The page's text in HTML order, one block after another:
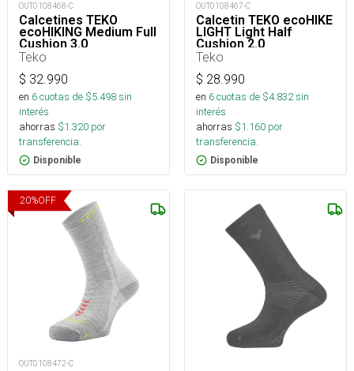
OUT0108468-C
Calcetines TEKO
ecoHIKING Medium Full
Cushion 3.0
Teko
$ 32.990
en 6cuotas de $5.498sin
interés
ahorras $1.320 por
transferencia.
Disponible
OUT0108467-C
Calcetin TEKO ecoHIKE
LIGHT Light Half
Cushion 2.0
Teko
$ 28.990
en 6cuotas de $4.832sin
interés
ahorras $1.160 por
transferencia.
Disponible
20%OFF
OUT0108472-C